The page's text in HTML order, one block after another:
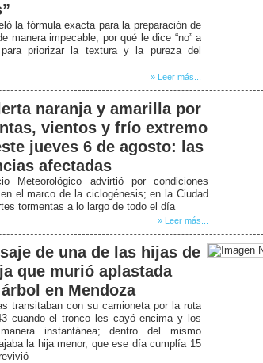
la fórmula exacta para la preparación de
manera impecable; por qué le dice “no” a
priorizar la textura y la pureza del
» Leer más...
naranja y amarilla por
vientos y frío extremo
jueves 6 de agosto: las
afectadas
Meteorológico advirtió por condiciones
el marco de la ciclogénesis; en la Ciudad
tormentas a lo largo de todo el día
» Leer más...
de una de las hijas de
que murió aplastada
en Mendoza
transitaban con su camioneta por la ruta
cuando el tronco les cayó encima y los
instantánea; dentro del mismo
la hija menor, que ese día cumplía 15